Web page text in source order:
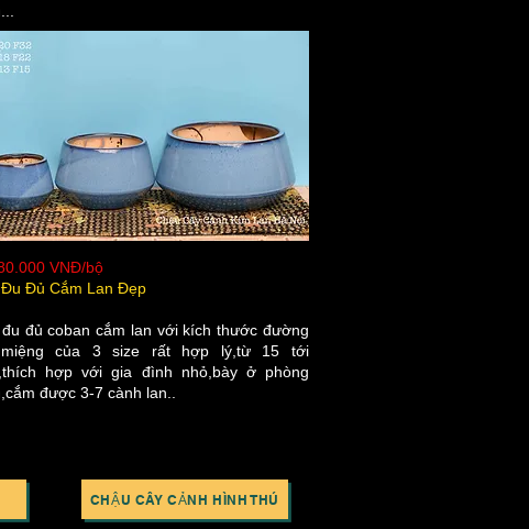
VNĐ/bộ
Đủ Cắm Lan Đẹp
đủ coban cắm lan với kích thước đường
của 3 size rất hợp lý,từ 15 tới
hợp với gia đình nhỏ,bày ở phòng
được 3-7 cành lan..
CHẬU CÂY CẢNH HÌNH THÚ